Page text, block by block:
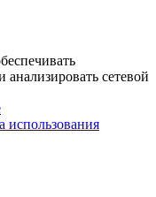
сетевой
использования